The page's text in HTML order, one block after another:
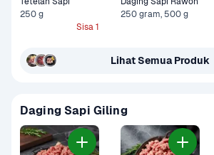
250 g
Sisa 1
250 gram, 500 g
Lihat Semua Produk
Daging Sapi Giling